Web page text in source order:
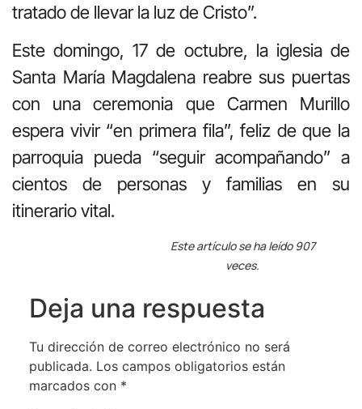
tratado de llevar la luz de Cristo”.
Este domingo, 17 de octubre, la iglesia de
Santa María Magdalena reabre sus puertas
con una ceremonia que Carmen Murillo
espera vivir “en primera fila”, feliz de que la
parroquia pueda “seguir acompañando” a
cientos de personas y familias en su
itinerario vital.
Este artículo se ha leído 907
veces.
Deja una respuesta
Tu dirección de correo electrónico no será
publicada. Los campos obligatorios están
marcados con *